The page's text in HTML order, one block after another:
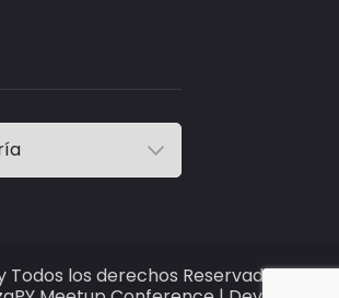
Todos los derechos Reservados -